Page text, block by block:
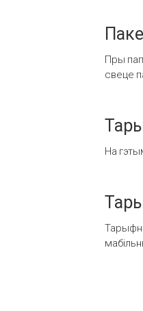
Пры
свеце
На